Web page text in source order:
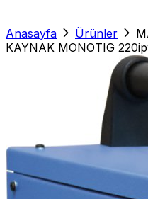
Anasayfa Ürünler
KAYNAK MONOTIG